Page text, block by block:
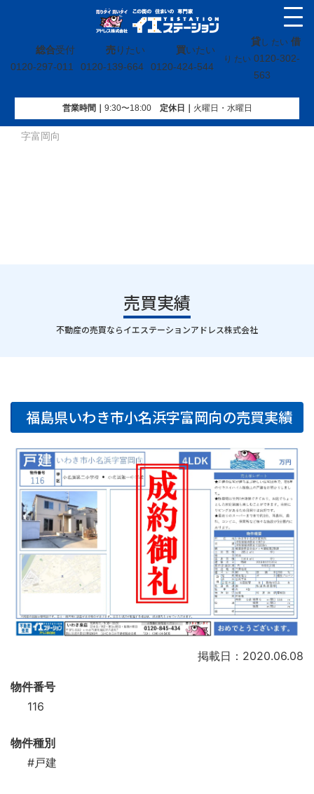
総合受付
0120-297-011
売りたい
0120-139-664
買いたい
0120-424-544
貸し たい 借
り たい 0120-302-
563
営業時間｜ 9:30〜18:00定休⽇｜ 火曜⽇・水曜⽇
イエステーション»売買実績»戸建»福島県いわき市小名浜
字富岡向
売買実績
｜
不動産の売買ならイエステーションアドレス株式会社
福島県いわき市小名浜字富岡向の売買実績
掲載日：2020.06.08
物件番号
116
物件種別
#戸建